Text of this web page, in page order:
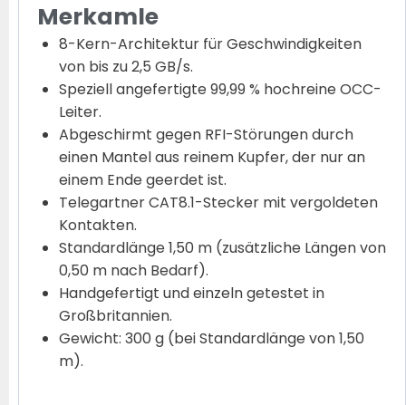
Merkamle
8-Kern-Architektur für Geschwindigkeiten
von bis zu 2,5 GB/s.
Speziell angefertigte 99,99 % hochreine OCC-
Leiter.
Abgeschirmt gegen RFI-Störungen durch
einen Mantel aus reinem Kupfer, der nur an
einem Ende geerdet ist.
Telegartner CAT8.1-Stecker mit vergoldeten
Kontakten.
Standardlänge 1,50 m (zusätzliche Längen von
0,50 m nach Bedarf).
Handgefertigt und einzeln getestet in
Großbritannien.
Gewicht: 300 g (bei Standardlänge von 1,50
m).